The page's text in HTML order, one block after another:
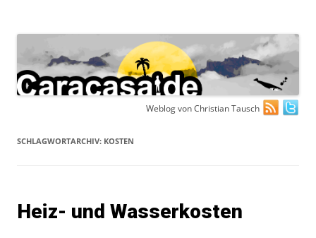
Weblog von Christian Tausch
SCHLAGWORTARCHIV: KOSTEN
Heiz- und Wasserkosten